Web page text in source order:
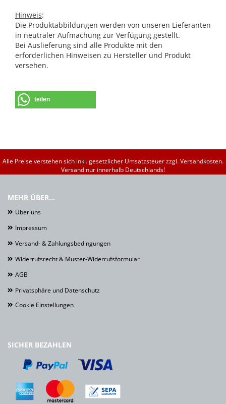
Hinweis:
Die Produktabbildungen werden von unseren Lieferanten
in neutraler Aufmachung zur Verfügung gestellt.
Bei Auslieferung sind alle Produkte mit den
erforderlichen Hinweisen zu Hersteller und Produkt
versehen.
teilen
Alle Preise verstehen sich inkl. gesetzlicher Umsatzsteuer zzgl. Versandkosten.
Versand nur innerhalb Deutschlands!
MEHR ÜBER...
Über uns
Impressum
Versand- & Zahlungsbedingungen
Widerrufsrecht & Muster-Widerrufsformular
AGB
Privatsphäre und Datenschutz
Cookie Einstellungen
SICHER BEZAHLEN